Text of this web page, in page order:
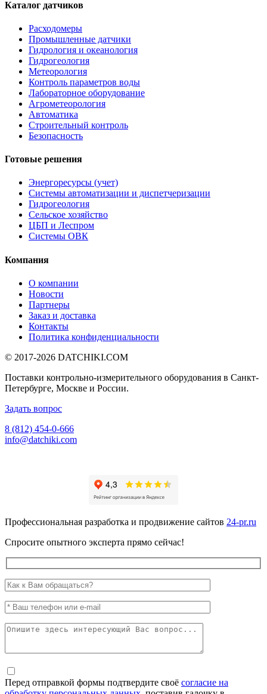
Каталог датчиков
Расходомеры
Промышленные датчики
Гидрология и океанология
Гидрогеология
Метеорология
Контроль параметров воды
Лабораторное оборудование
Агрометеорология
Автоматика
Строительный контроль
Безопасность
Готовые решения
Энергоресурсы (учет)
Системы автоматизации и диспетчеризации
Гидрогеология
Сельское хозяйство
ЦБП и Леспром
Системы ОВК
Компания
О компании
Новости
Партнеры
Заказ и доставка
Контакты
Политика конфиденциальности
© 2017-2026 DATCHIKI.COM
Поставки контрольно-измерительного оборудования в Санкт-
Петербурге, Москве и России.
Задать вопрос
8 (812) 454-0-666
info@datchiki.com
Профессиональная разработка и продвижение сайтов 24-pr.ru
Спросите опытного эксперта прямо сейчас!
Перед отправкой формы подтвердите своё согласие на